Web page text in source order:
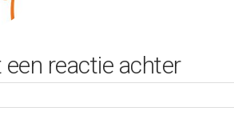
een reactie achter